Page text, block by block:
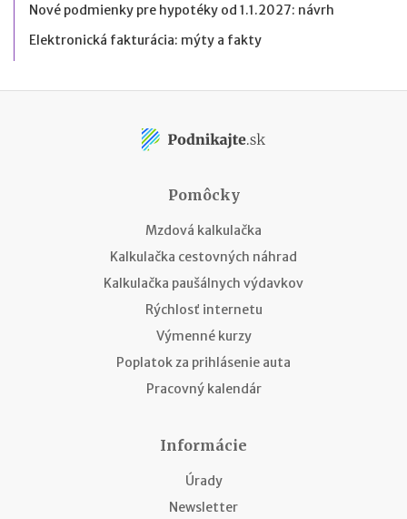
Nové podmienky pre hypotéky od 1.1.2027: návrh
Elektronická fakturácia: mýty a fakty
Pomôcky
Mzdová kalkulačka
Kalkulačka cestovných náhrad
Kalkulačka paušálnych výdavkov
Rýchlosť internetu
Výmenné kurzy
Poplatok za prihlásenie auta
Pracovný kalendár
Informácie
Úrady
Newsletter